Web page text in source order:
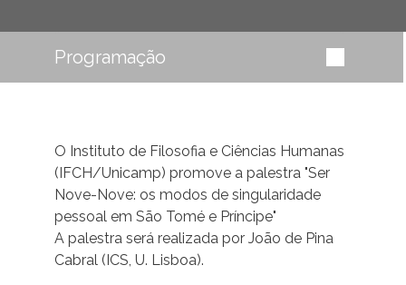
Programação
O Instituto de Filosofia e Ciências Humanas
(IFCH/Unicamp) promove a palestra "Ser
Nove-Nove: os modos de singularidade
pessoal em São Tomé e Príncipe"
A palestra será realizada por João de Pina
Cabral (ICS, U. Lisboa).